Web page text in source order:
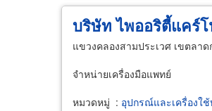
บริษัท ไพออริตี้แคร์
แขวงคลองสามประเวศ เขตลา
จำหน่ายเครื่องมือแพทย์
หมวดหมู่ : อุปกรณ์และเครื่องใช้